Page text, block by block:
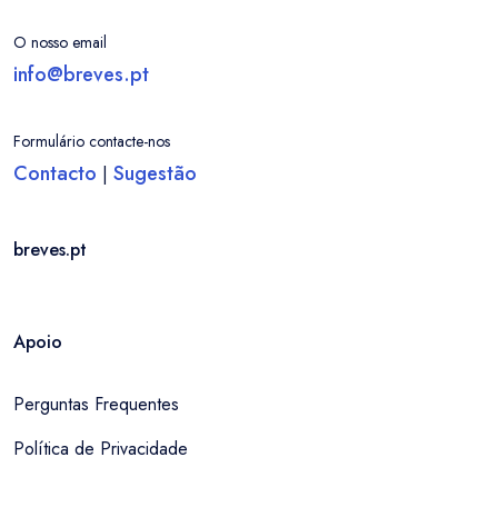
O nosso email
info@breves.pt
Formulário contacte-nos
Contacto | Sugestão
breves.pt
Apoio
Perguntas Frequentes
Política de Privacidade